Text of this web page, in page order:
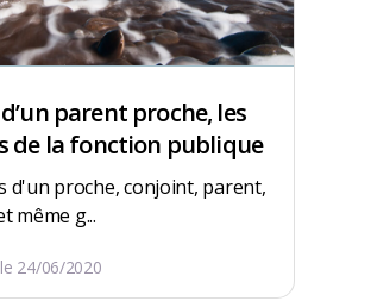
parent proche, les
de la fonction publique
d'un proche, conjoint, parent,
même g...
24/06/2020